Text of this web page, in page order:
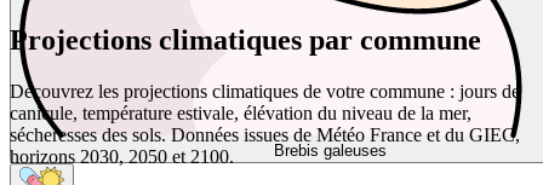
Brebis galeuses
Projections climatiques par commune
Découvrez les projections climatiques de votre commune : jours de
canicule, température estivale, élévation du niveau de la mer,
sécheresses des sols. Données issues de Météo France et du GIEC,
horizons 2030, 2050 et 2100.